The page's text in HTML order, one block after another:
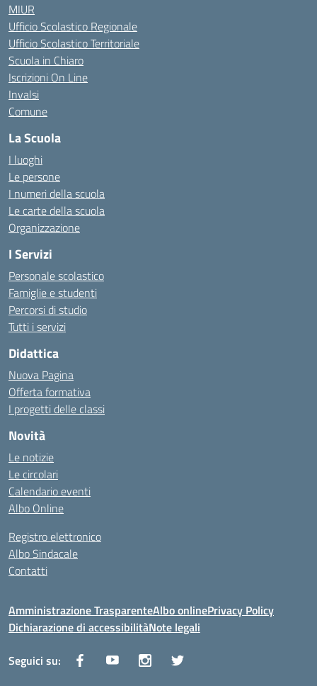
MIUR
Ufficio Scolastico Regionale
Ufficio Scolastico Territoriale
Scuola in Chiaro
Iscrizioni On Line
Invalsi
Comune
La Scuola
I luoghi
Le persone
I numeri della scuola
Le carte della scuola
Organizzazione
I Servizi
Personale scolastico
Famiglie e studenti
Percorsi di studio
Tutti i servizi
Didattica
Nuova Pagina
Offerta formativa
I progetti delle classi
Novità
Le notizie
Le circolari
Calendario eventi
Albo Online
Registro elettronico
Albo Sindacale
Contatti
Amministrazione TrasparenteAlbo onlinePrivacy Policy
Dichiarazione di accessibilitàNote legali
Seguici su: